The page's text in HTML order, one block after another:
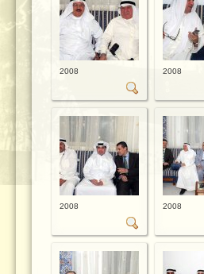
2008 2008
2008 2008